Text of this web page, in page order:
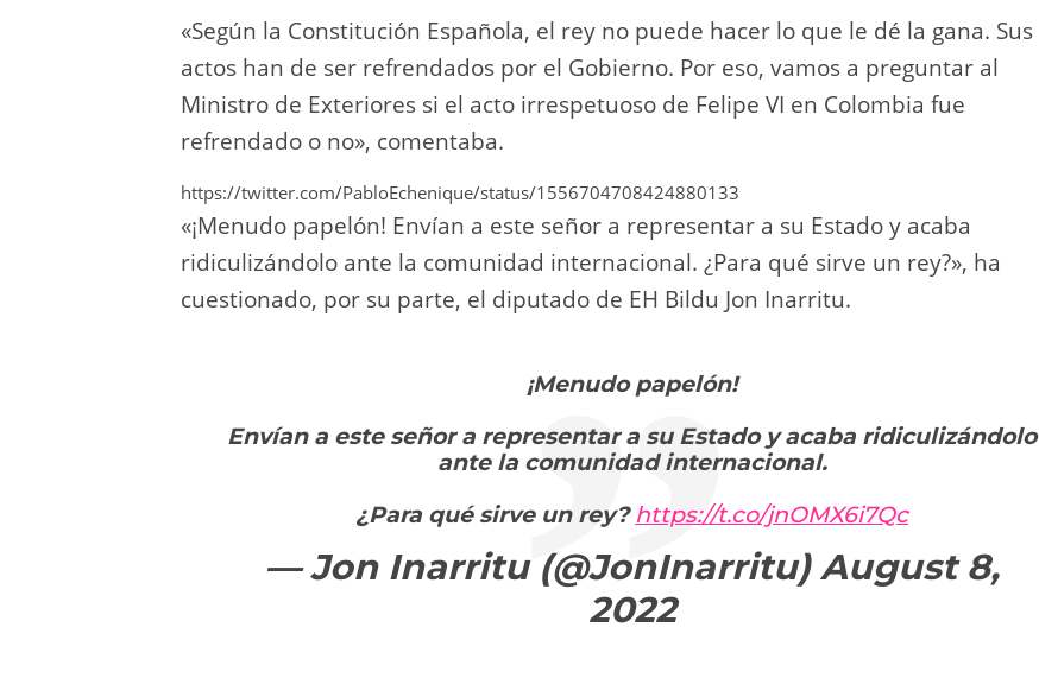
«Según la Constitución Española, el rey no puede hacer lo que le dé la gana. Sus
actos han de ser refrendados por el Gobierno. Por eso, vamos a preguntar al
Ministro de Exteriores si el acto irrespetuoso de Felipe VI en Colombia fue
refrendado o no», comentaba.
https://twitter.com/PabloEchenique/status/1556704708424880133
«¡Menudo papelón! Envían a este señor a representar a su Estado y acaba
ridiculizándolo ante la comunidad internacional. ¿Para qué sirve un rey?», ha
cuestionado, por su parte, el diputado de EH Bildu Jon Inarritu.
¡Menudo papelón!
Envían a este señor a representar a su Estado y acaba ridiculizándolo
ante la comunidad internacional.
¿Para qué sirve un rey?https://t.co/jnOMX6i7Qc
— Jon Inarritu (@JonInarritu)August 8,
2022